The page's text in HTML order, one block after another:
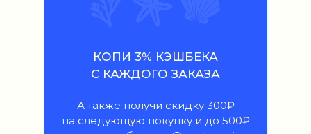
КОПИ 3% КЭШБЕКА
С КАЖДОГО ЗАКАЗА
А также получи скидку 300₽
на следующую покупку и до 500₽